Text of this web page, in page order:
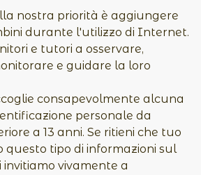
nostra priorità è aggiungere
durante l'utilizzo di Internet.
e tutori a osservare,
e guidare la loro
consapevolmente alcuna
personale da
a 13 anni. Se ritieni che tuo
questo tipo di informazioni sul
invitiamo vivamente a